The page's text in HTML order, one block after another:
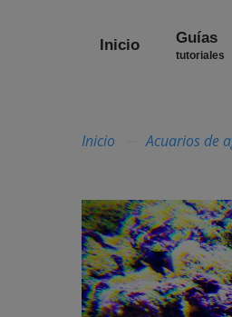
Inicio Guías
tutoriales
Inicio Acuarios de